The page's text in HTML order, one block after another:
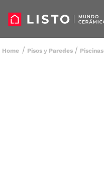
Pisos y Paredes Piscinas